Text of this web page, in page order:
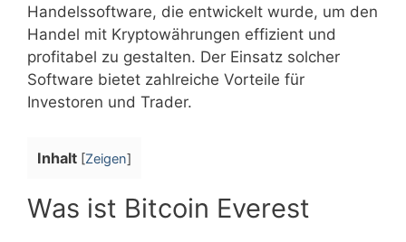
Handelssoftware, die entwickelt wurde, um den
Handel mit Kryptowährungen effizient und
profitabel zu gestalten. Der Einsatz solcher
Software bietet zahlreiche Vorteile für
Investoren und Trader.
Inhalt [Zeigen]
Was ist Bitcoin Everest